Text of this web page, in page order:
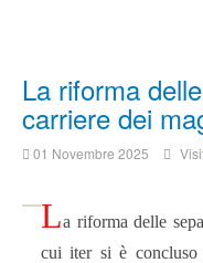
La riforma
carriere dei
01 Novembre 2025
La riforma delle
cui iter si è concluso